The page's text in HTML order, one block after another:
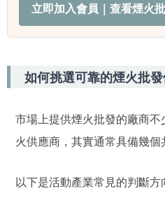
立即加入會員｜查看煙火
如何挑選可靠的煙火批發
市場上提供煙火批發的廠商
火供應商，其實通常具備幾個
以下是活動產業常見的判斷方